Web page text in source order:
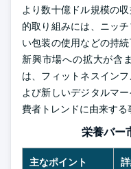
より数十億ドル規模の
的取り組みには、ニッ
い包装の使用などの持
新興市場への拡大が含
は、フィットネスイン
よび新しいデジタルマ
費者トレンドに由来する
栄養バー
主なポイント